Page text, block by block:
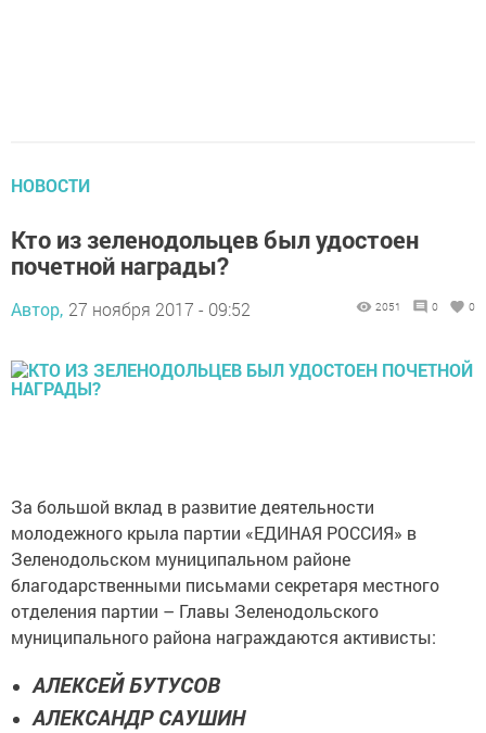
НОВОСТИ
Кто из зеленодольцев был удостоен
почетной награды?
Автор, 27 ноября 2017 - 09:52 2051 0 0
За большой вклад в развитие деятельности
молодежного крыла партии «ЕДИНАЯ РОССИЯ» в
Зеленодольском муниципальном районе
благодарственными письмами секретаря местного
отделения партии – Главы Зеленодольского
муниципального района награждаются активисты:
АЛЕКСЕЙ БУТУСОВ
АЛЕКСАНДР САУШИН